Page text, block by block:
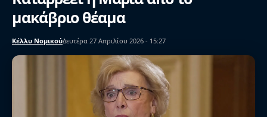
μακάβριο θέαμα
Κέλλυ ΝομικούΔευτέρα 27 Απριλίου 2026 - 15:27